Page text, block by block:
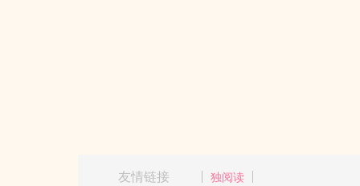
友情链接 独阅读